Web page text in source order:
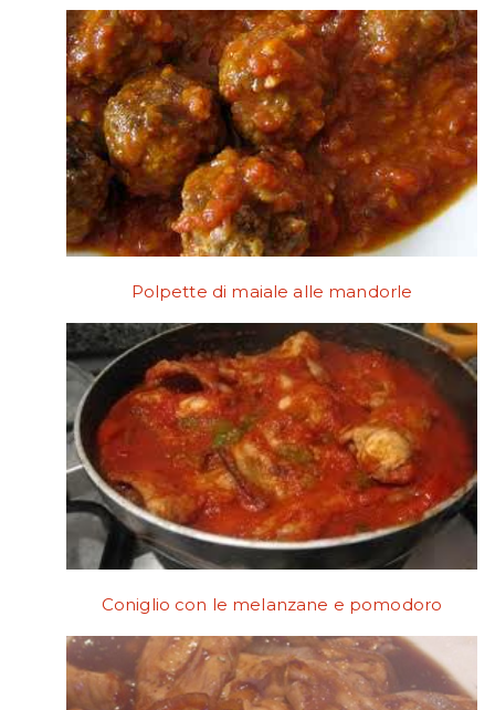
Polpette di maiale alle mandorle
Coniglio con le melanzane e pomodoro